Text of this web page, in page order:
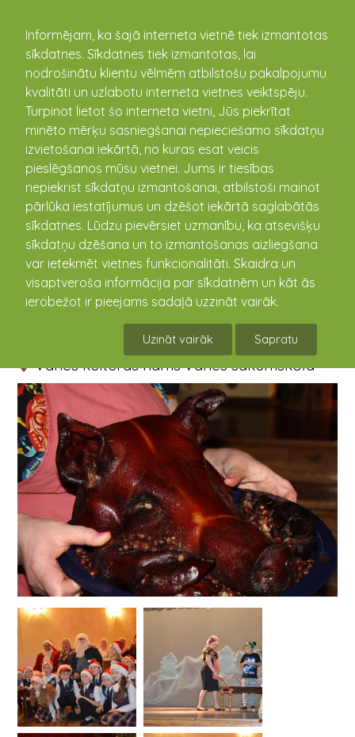
Informējam, ka šajā interneta vietnē tiek izmantotas
sīkdatnes. Sīkdatnes tiek izmantotas, lai
nodrošinātu klientu vēlmēm atbilstošu pakalpojumu
kvalitāti un uzlabotu interneta vietnes veiktspēju.
Turpinot lietot šo interneta vietni, Jūs piekrītat
minēto mērķu sasniegšanai nepieciešamo sīkdatņu
izvietošanai iekārtā, no kuras esat veicis
pieslēgšanos mūsu vietnei. Jums ir tiesības
nepiekrist sīkdatņu izmantošanai, atbilstoši mainot
pārlūka iestatījumus un dzēšot iekārtā saglabātās
sīkdatnes. Lūdzu pievērsiet uzmanību, ka atsevišķu
sīkdatņu dzēšana un to izmantošanas aizliegšana
var ietekmēt vietnes funkcionalitāti. Skaidra un
visaptveroša informācija par sīkdatnēm un kāt ās
ierobežot ir pieejams sadaļā uzzināt vairāk.
Uzināt vairāk Sapratu
kandava.lv
PASĀKUMU
KALENDĀRS
Ziemassvētki.
20.12.2016 12:00 - 15:00
Vānes kultūras namsVānes sākumskola